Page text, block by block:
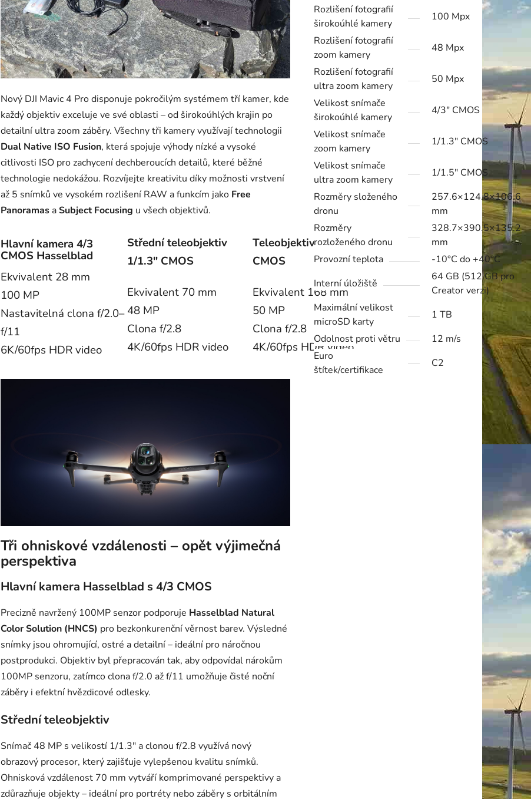
Nový DJI Mavic 4 Pro disponuje pokročilým systémem tří kamer, kde
každý objektiv exceluje ve své oblasti – od širokoúhlých krajin po
detailní ultra zoom záběry. Všechny tři kamery využívají technologii
Dual Native ISO Fusion, která spojuje výhody nízké a vysoké
citlivosti ISO pro zachycení dechberoucích detailů, které běžné
technologie nedokážou. Rozvíjejte kreativitu díky možnosti vrstvení
až 5 snímků ve vysokém rozlišení RAW a funkcím jako Free
Panoramas aSubject Focusing u všech objektivů.
Hlavní kamera 4/3
CMOS Hasselblad
Ekvivalent 28 mm
100 MP
Nastavitelná clona f/2.0–
f/11
6K/60fps HDR video
Střední teleobjektiv
1/1.3″ CMOS
Ekvivalent 70 mm
48 MP
Clona f/2.8
4K/60fps HDR video
Teleobjektiv 1/1.5″
CMOS
Ekvivalent 168 mm
50 MP
Clona f/2.8
4K/60fps HDR video
Tři ohniskové vzdálenosti – opět výjimečná
perspektiva
Hlavní kamera Hasselblad s 4/3 CMOS
Precizně navržený 100MP senzor podporuje Hasselblad Natural
Color Solution (HNCS) pro bezkonkurenční věrnost barev. Výsledné
snímky jsou ohromující, ostré a detailní – ideální pro náročnou
postprodukci. Objektiv byl přepracován tak, aby odpovídal nárokům
100MP senzoru, zatímco clona f/2.0 až f/11 umožňuje čisté noční
záběry i efektní hvězdicové odlesky.
Střední teleobjektiv
Snímač 48 MP s velikostí 1/1.3″ a clonou f/2.8 využívá nový
obrazový procesor, který zajišťuje vylepšenou kvalitu snímků.
Ohnisková vzdálenost 70 mm vytváří komprimované perspektivy a
zdůrazňuje objekty – ideální pro portréty nebo záběry s orbitálním
Rozlišení fotografií
širokoúhlé kamery
100 Mpx
Rozlišení fotografií
zoom kamery
48 Mpx
Rozlišení fotografií
ultra zoom kamery
50 Mpx
Velikost snímače
širokoúhlé kamery
4/3" CMOS
Velikost snímače
zoom kamery
1/1.3" CMOS
Velikost snímače
ultra zoom kamery
1/1.5" CMOS
Rozměry složeného
dronu
257.6×124.8×106.6
mm
Rozměry
rozloženého dronu
328.7×390.5×135.2
mm
Provozní teplota
-10°C do +40°C
Interní úložiště
64 GB (512 GB pro
Creator verzi)
Maximální velikost
microSD karty
1 TB
Odolnost proti větru
12 m/s
Euro
štítek/certifikace
C2